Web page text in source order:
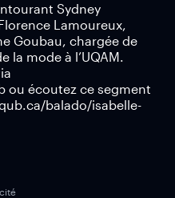
Sydney
Lamoureux,
Goubau, chargée de
la mode à l’UQAM.
ou écoutez ce segment
balado/isabelle-